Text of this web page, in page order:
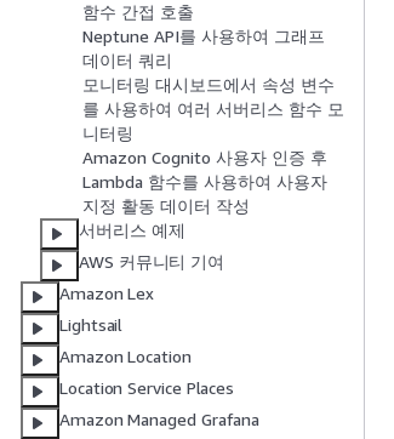
함수 간접 호출
Neptune API를 사용하여 그래프
데이터 쿼리
모니터링 대시보드에서 속성 변수
를 사용하여 여러 서버리스 함수 모
니터링
Amazon Cognito 사용자 인증 후
Lambda 함수를 사용하여 사용자
지정 활동 데이터 작성
서버리스 예제
AWS 커뮤니티 기여
Amazon Lex
Lightsail
Amazon Location
Location Service Places
Amazon Managed Grafana